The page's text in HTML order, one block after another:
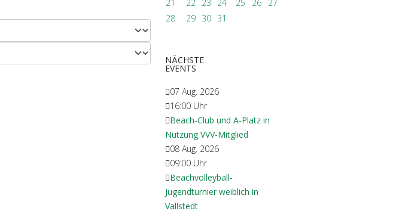
21
22 23 24 25 26
27
28
29 30 31
NÄCHSTE
EVENTS
07 Aug. 2026
16:00 Uhr
Beach-Club und A-Platz in
Nutzung VVV-Mitglied
08 Aug. 2026
09:00 Uhr
Beachvolleyball-
Jugendturnier weiblich in
Vallstedt